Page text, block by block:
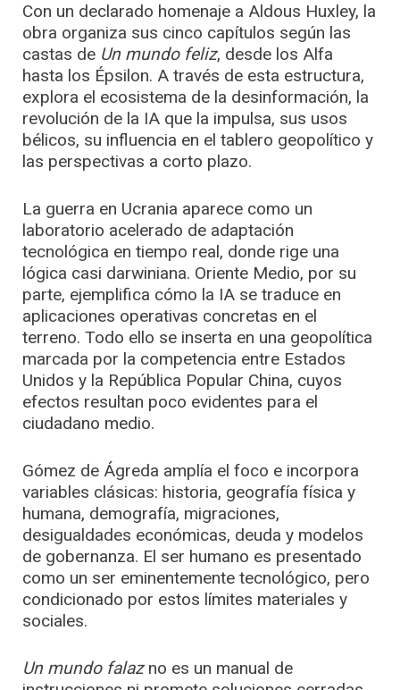
Con un declarado homenaje a Aldous Huxley, la
obra organiza sus cinco capítulos según las
castas de Un mundo feliz, desde los Alfa
hasta los Épsilon. A través de esta estructura,
explora el ecosistema de la desinformación, la
revolución de la IA que la impulsa, sus usos
bélicos, su influencia en el tablero geopolítico y
las perspectivas a corto plazo.
La guerra en Ucrania aparece como un
laboratorio acelerado de adaptación
tecnológica en tiempo real, donde rige una
lógica casi darwiniana. Oriente Medio, por su
parte, ejemplifica cómo la IA se traduce en
aplicaciones operativas concretas en el
terreno. Todo ello se inserta en una geopolítica
marcada por la competencia entre Estados
Unidos y la República Popular China, cuyos
efectos resultan poco evidentes para el
ciudadano medio.
Gómez de Ágreda amplía el foco e incorpora
variables clásicas: historia, geografía física y
humana, demografía, migraciones,
desigualdades económicas, deuda y modelos
de gobernanza. El ser humano es presentado
como un ser eminentemente tecnológico, pero
condicionado por estos límites materiales y
sociales.
Un mundo falazno es un manual de